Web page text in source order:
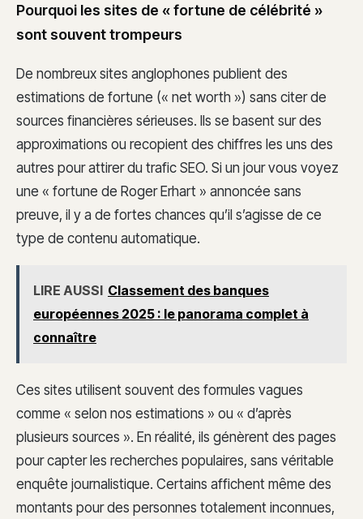
Pourquoi les sites de « fortune de célébrité »
sont souvent trompeurs
De nombreux sites anglophones publient des
estimations de fortune (« net worth ») sans citer de
sources financières sérieuses. Ils se basent sur des
approximations ou recopient des chiffres les uns des
autres pour attirer du trafic SEO. Si un jour vous voyez
une « fortune de Roger Erhart » annoncée sans
preuve, il y a de fortes chances qu’il s’agisse de ce
type de contenu automatique.
LIRE AUSSI Classement des banques
européennes 2025 : le panorama complet à
connaître
Ces sites utilisent souvent des formules vagues
comme « selon nos estimations » ou « d’après
plusieurs sources ». En réalité, ils génèrent des pages
pour capter les recherches populaires, sans véritable
enquête journalistique. Certains affichent même des
montants pour des personnes totalement inconnues,